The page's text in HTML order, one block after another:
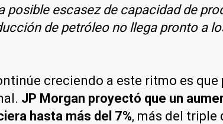
escasez de capacidad de
de petróleo no llega pronto a
creciendo a este ritmo es que
JP Morgan proyectó que un
hasta más del 7%, más del triple